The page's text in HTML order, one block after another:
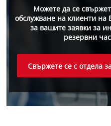
Можете да се
обслужване на клиенти
за вашите заявки за
резервни
Свържете се с отдела